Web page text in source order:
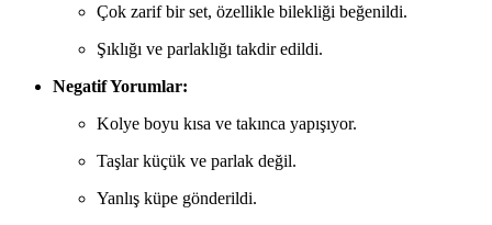
Çok zarif bir set, özellikle bilekliği beğenildi.
Şıklığı ve parlaklığı takdir edildi.
Negatif Yorumlar:
Kolye boyu kısa ve takınca yapışıyor.
Taşlar küçük ve parlak değil.
Yanlış küpe gönderildi.